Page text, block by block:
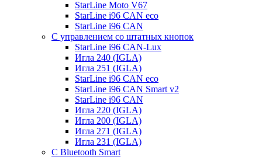
StarLine Moto V67
StarLine i96 CAN eco
StarLine i96 CAN
С управлением со штатных кнопок
StarLine i96 CAN-Lux
Игла 240 (IGLA)
Игла 251 (IGLA)
StarLine i96 CAN eco
StarLine i96 CAN Smart v2
StarLine i96 CAN
Игла 220 (IGLA)
Игла 200 (IGLA)
Игла 271 (IGLA)
Игла 231 (IGLA)
С Bluetooth Smart